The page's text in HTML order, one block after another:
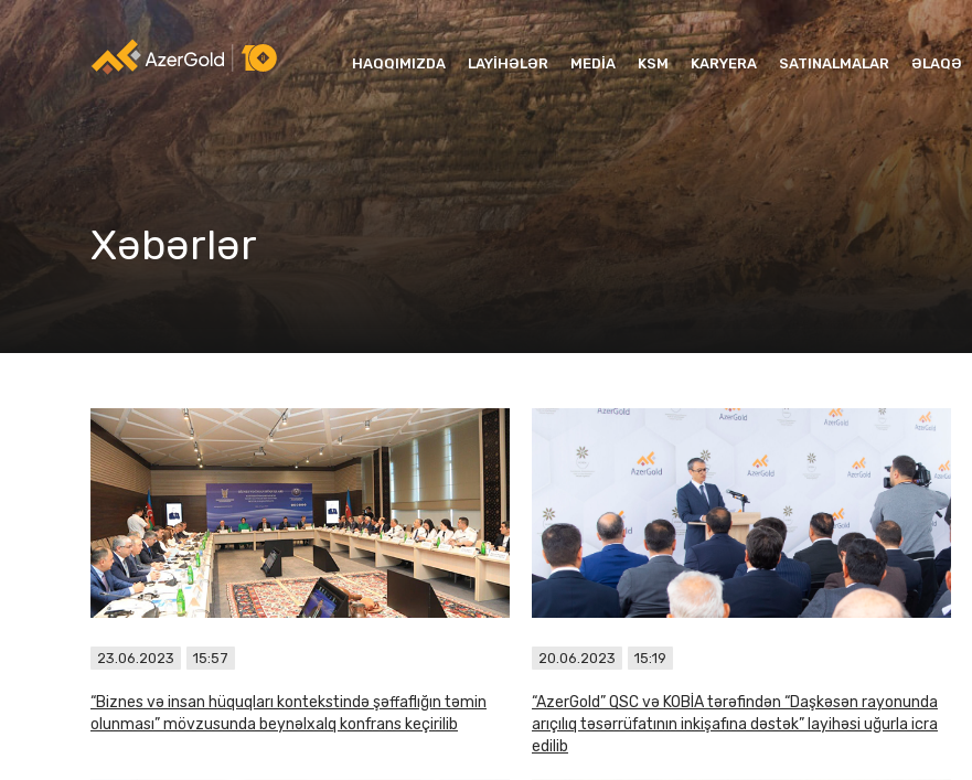
HAQQIMIZDA LAYIHƏLƏR MEDIA KSM KARYERA SATINALMALAR ƏLAQƏ
Xəbərlər
23.06.2023 15:57
“Biznes və insan hüquqları kontekstində şəffaflığın təmin
olunması” mövzusunda beynəlxalq konfrans keçirilib
20.06.2023 15:19
“AzerGold” QSC və KOBİA tərəfindən “Daşkəsən rayonunda
arıçılıq təsərrüfatının inkişafına dəstək” layihəsi uğurla icra
edilib